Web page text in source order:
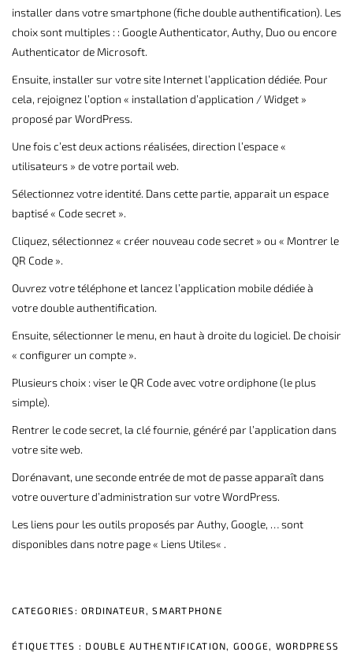
installer dans votre smartphone (fiche double authentification). Les
choix sont multiples : : Google Authenticator, Authy, Duo ou encore
Authenticator de Microsoft.
Ensuite, installer sur votre site Internet l’application dédiée. Pour
cela, rejoignez l’option « installation d’application / Widget »
proposé par WordPress.
Une fois c’est deux actions réalisées, direction l’espace «
utilisateurs » de votre portail web.
Sélectionnez votre identité. Dans cette partie, apparait un espace
baptisé « Code secret ».
Cliquez, sélectionnez « créer nouveau code secret » ou « Montrer le
QR Code ».
Ouvrez votre téléphone et lancez l’application mobile dédiée à
votre double authentification.
Ensuite, sélectionner le menu, en haut à droite du logiciel. De choisir
« configurer un compte ».
Plusieurs choix : viser le QR Code avec votre ordiphone (le plus
simple).
Rentrer le code secret, la clé fournie, généré par l’application dans
votre site web.
Dorénavant, une seconde entrée de mot de passe apparaît dans
votre ouverture d’administration sur votre WordPress.
Les liens pour les outils proposés par Authy, Google, … sont
disponibles dans notre page « Liens Utiles« .
CATEGORIES:ORDINATEUR ,SMARTPHONE
ÉTIQUETTES : DOUBLE AUTHENTIFICATION, GOOGE , WORDPRESS